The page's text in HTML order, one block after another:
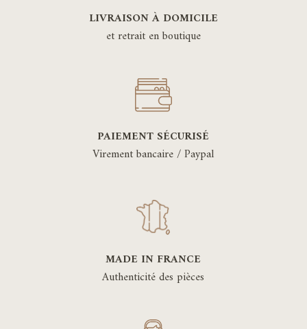
LIVRAISON À DOMICILE
et retrait en boutique
PAIEMENT SÉCURISÉ
Virement bancaire / Paypal
MADE IN FRANCE
Authenticité des pièces